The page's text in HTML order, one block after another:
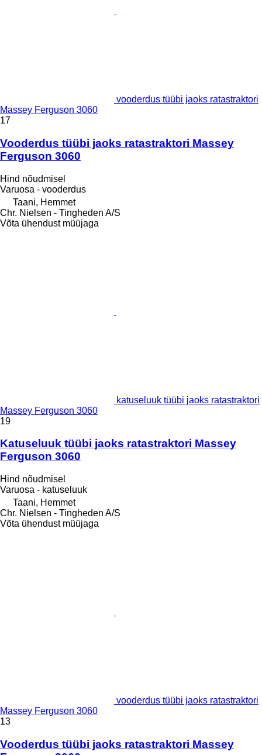
vooderdus tüübi jaoks ratastraktori
Massey Ferguson 3060
17
Vooderdus tüübi jaoks ratastraktori Massey
Ferguson 3060
Hind nõudmisel
Varuosa - vooderdus
Taani, Hemmet
Chr. Nielsen - Tingheden A/S
Võta ühendust müüjaga
katuseluuk tüübi jaoks ratastraktori
Massey Ferguson 3060
19
Katuseluuk tüübi jaoks ratastraktori Massey
Ferguson 3060
Hind nõudmisel
Varuosa - katuseluuk
Taani, Hemmet
Chr. Nielsen - Tingheden A/S
Võta ühendust müüjaga
vooderdus tüübi jaoks ratastraktori
Massey Ferguson 3060
13
Vooderdus tüübi jaoks ratastraktori Massey